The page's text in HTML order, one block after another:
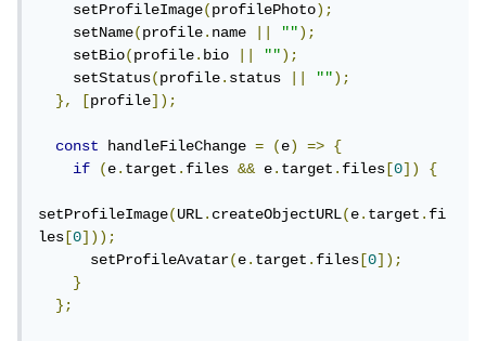
setProfileImage(profilePhoto);
setName(profile.name "");
setBio(profile.bio "");
setStatus(profile.status "");
},
[profile]);
const handleFileChange = (e) =>
{
if
(e.target.files && e.target.files [0]) {
setProfileImage(URL.createObjectURL(e.target.fi
les [0]));
setProfileAvatar(e.target.files [0]);
}
};